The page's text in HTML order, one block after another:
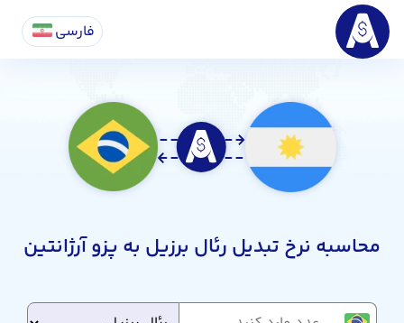
فارسی
محاسبه نرخ تبدیل رئال برزیل به پزو آرژانتین